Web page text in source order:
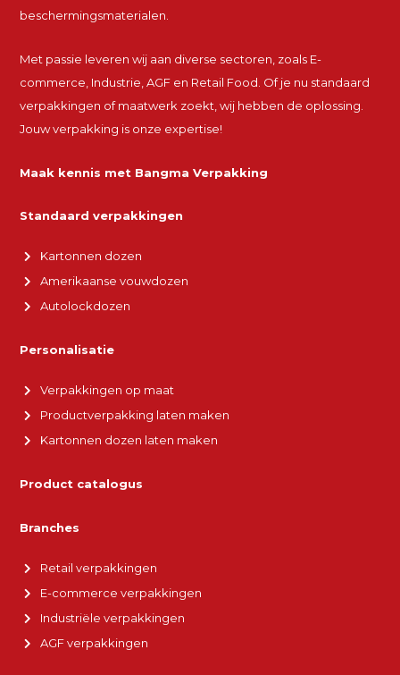
beschermingsmaterialen.
Met passie leveren wij aan diverse sectoren, zoals E-
commerce, Industrie, AGF en Retail Food. Of je nu standaard
verpakkingen of maatwerk zoekt, wij hebben de oplossing.
Jouw verpakking is onze expertise!
Maak kennis met Bangma Verpakking
Standaard verpakkingen
Kartonnen dozen
Amerikaanse vouwdozen
Autolockdozen
Personalisatie
Verpakkingen op maat
Productverpakking laten maken
Kartonnen dozen laten maken
Product catalogus
Branches
Retail verpakkingen
E-commerce verpakkingen
Industriële verpakkingen
AGF verpakkingen